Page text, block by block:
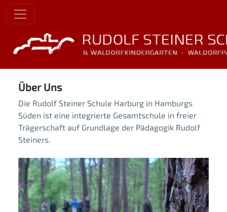
Über Uns
Die Rudolf Steiner Schule Harburg in Hamburgs
Süden ist eine integrierte Gesamtschule in freier
Trägerschaft auf Grundlage der Pädagogik Rudolf
Steiners.